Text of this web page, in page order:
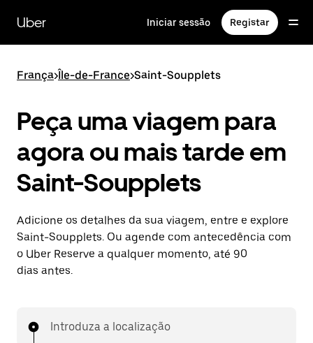
para
conteúdo
Uber Iniciar sessão Registar
França>Île-de-France>Saint-Soupplets
Peça uma viagem para
agora ou mais tarde em
Saint-Soupplets
Adicione os detalhes da sua viagem, entre e explore
Saint-Soupplets. Ou agende com antecedência com
o Uber Reserve a qualquer momento, até 90
dias antes.
Introduza a localização